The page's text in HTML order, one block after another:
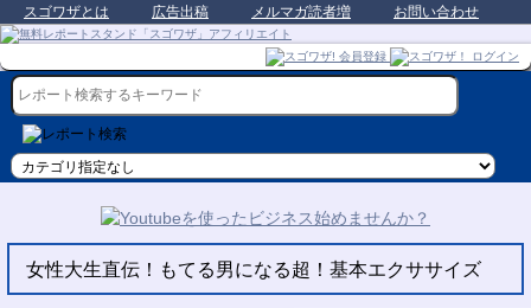
スゴワザとは 広告出稿 メルマガ読者増 お問い合わせ
女性大生直伝！もてる男になる超！基本エクササイズ